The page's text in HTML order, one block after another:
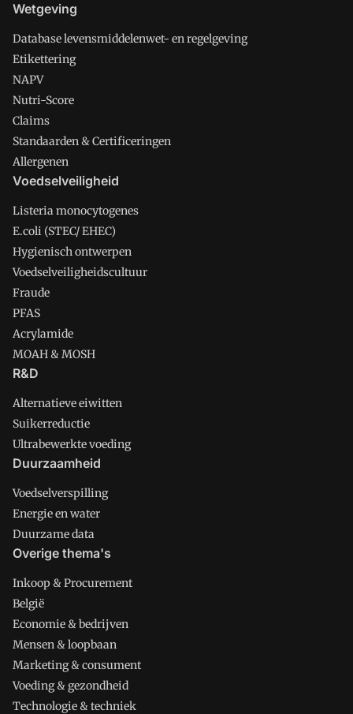
Wetgeving
Database levensmiddelenwet- en regelgeving
Etikettering
NAPV
Nutri-Score
Claims
Standaarden & Certificeringen
Allergenen
Voedselveiligheid
Listeria monocytogenes
E.coli (STEC/ EHEC)
Hygienisch ontwerpen
Voedselveiligheidscultuur
Fraude
PFAS
Acrylamide
MOAH & MOSH
R&D
Alternatieve eiwitten
Suikerreductie
Ultrabewerkte voeding
Duurzaamheid
Voedselverspilling
Energie en water
Duurzame data
Overige thema's
Inkoop & Procurement
België
Economie & bedrijven
Mensen & loopbaan
Marketing & consument
Voeding & gezondheid
Technologie & techniek